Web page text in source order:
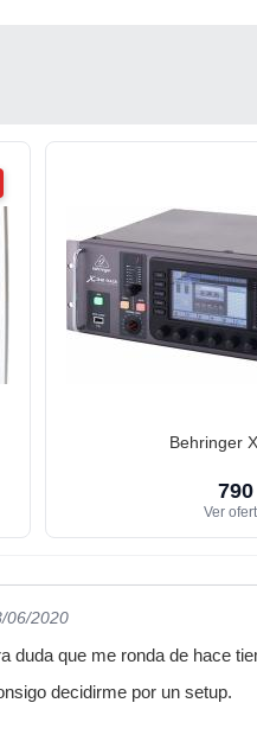
Behringer
Ver
06/2020
duda que me ronda de hace
decidirme por un setup.